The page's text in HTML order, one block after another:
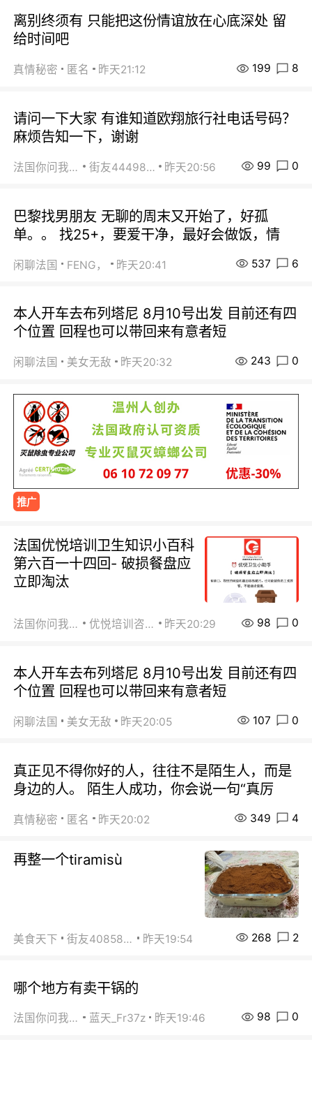
离别终须有 只能把这份情谊放在心底深处 留
给时间吧
真情秘密 匿名 昨天21:12 199 8
请问一下大家 有谁知道欧翔旅行社电话号码？
麻烦告知一下，谢谢
法国你问我答 街友44498484 昨天20:56 99 0
巴黎找男朋友 无聊的周末又开始了，好孤
单。。 找25+，要爱干净，最好会做饭，情
闲聊法国 FENG， 昨天20:41 537 6
本人开车去布列塔尼 8月10号出发 目前还有四
个位置 回程也可以带回来有意者短
闲聊法国 美女无敌 昨天20:32 243 0
推广
法国优悦培训卫生知识小百科
第六百一十四回- 破损餐盘应
立即淘汰
法国你问我答 优悦培训咨询 昨天20:29 98 0
本人开车去布列塔尼 8月10号出发 目前还有四
个位置 回程也可以带回来有意者短
闲聊法国 美女无敌 昨天20:05 107 0
真正见不得你好的人，往往不是陌生人，而是
身边的人。 陌生人成功，你会说一句“真厉
真情秘密 匿名 昨天20:02 349 4
再整一个tiramisù
美食天下 街友40858442 昨天19:54 268 2
哪个地方有卖干锅的
法国你问我答 蓝天_Fr37z 昨天19:46 98 0